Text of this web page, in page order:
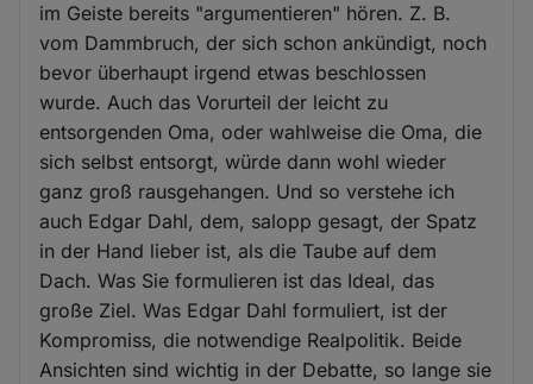
im Geiste bereits "argumentieren" hören. Z. B.
vom Dammbruch, der sich schon ankündigt, noch
bevor überhaupt irgend etwas beschlossen
wurde. Auch das Vorurteil der leicht zu
entsorgenden Oma, oder wahlweise die Oma, die
sich selbst entsorgt, würde dann wohl wieder
ganz groß rausgehangen. Und so verstehe ich
auch Edgar Dahl, dem, salopp gesagt, der Spatz
in der Hand lieber ist, als die Taube auf dem
Dach. Was Sie formulieren ist das Ideal, das
große Ziel. Was Edgar Dahl formuliert, ist der
Kompromiss, die notwendige Realpolitik. Beide
Ansichten sind wichtig in der Debatte, so lange sie